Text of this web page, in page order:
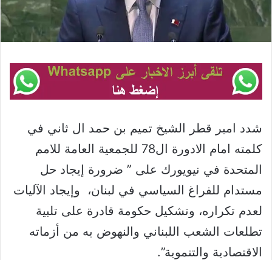
شدد امير قطر الشيخ تميم بن حمد ال ثاني في
كلمته امام الادورة ال78 للجمعية العامة للامم
المتحدة في نيويورك على ” ضرورة إيجاد حل
مستدام للفراغ السياسي في لبنان، وإيجاد الآليات
لعدم تكراره، وتشكيل حكومة قادرة على تلبية
تطلعات الشعب اللبناني والنهوض به من أزماته
الاقتصادية والتنموية”.